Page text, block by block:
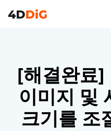
[해결완료]
이미지 및
크기를 조